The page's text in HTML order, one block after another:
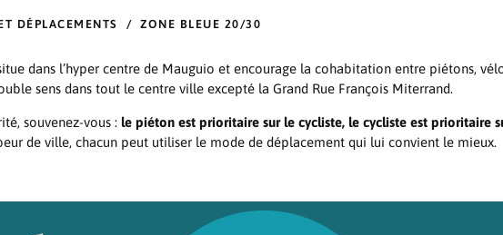
DÉPLACEMENTS / ZONE BLEUE 20/30
dans l’hyper centre de Mauguio et encourage la cohabitation entre piétons,
sens dans tout le centre ville excepté la Grand Rue François Miterrand.
souvenez-vous : le piéton est prioritaire sur le cycliste, le cycliste est prioritaire
de ville, chacun peut utiliser le mode de déplacement qui lui convient le mieux.